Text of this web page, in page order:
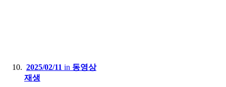
2025/02/11 in 동영상
재생